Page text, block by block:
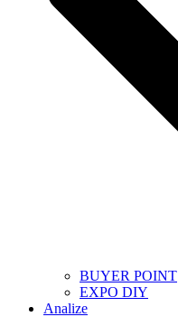
BUYER POINT
EXPO DIY
Analize